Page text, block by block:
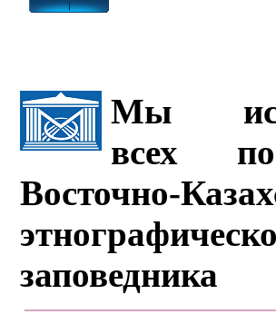
Мы
всех
Восточно-
заповедника